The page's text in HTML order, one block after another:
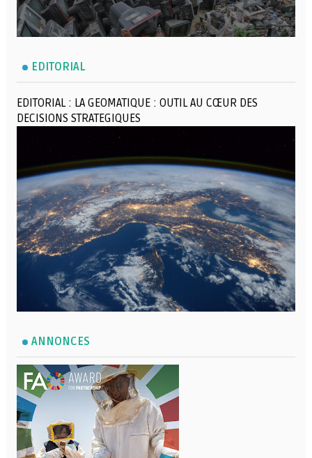
EDITORIAL
EDITORIAL : LA GEOMATIQUE : OUTIL AU CŒUR DES
DECISIONS STRATEGIQUES
ANNONCES